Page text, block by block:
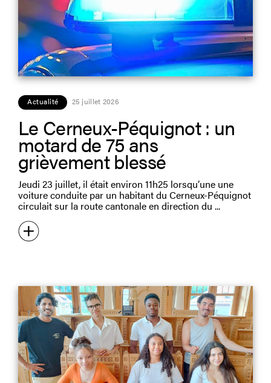
Actualité 25 juillet 2026
Le Cerneux-Péquignot : un
motard de 75 ans
grièvement blessé
Jeudi 23 juillet, il était environ 11h25 lorsqu’une une
voiture conduite par un habitant du Cerneux-Péquignot
circulait sur la route cantonale en direction du